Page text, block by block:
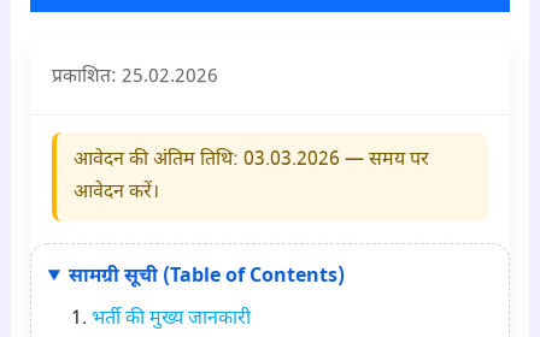
प्रकाशित: 25.02.2026
आवेदन की अंतिम तिथि: 03.03.2026 — समय पर
आवेदन करें।
सामग्री सूची (Table of Contents)
भर्ती की मुख्य जानकारी